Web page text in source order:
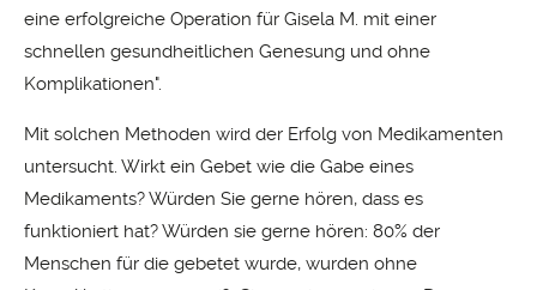
eine erfolgreiche Operation für Gisela M. mit einer
schnellen gesundheitlichen Genesung und ohne
Komplikationen".
Mit solchen Methoden wird der Erfolg von Medikamenten
untersucht. Wirkt ein Gebet wie die Gabe eines
Medikaments? Würden Sie gerne hören, dass es
funktioniert hat? Würden sie gerne hören: 80% der
Menschen für die gebetet wurde, wurden ohne